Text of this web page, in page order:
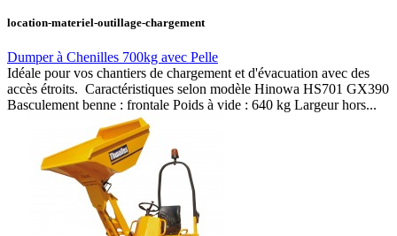
location-materiel-outillage-chargement
Dumper à Chenilles 700kg avec Pelle
Idéale pour vos chantiers de chargement et d'évacuation avec des
accès étroits. Caractéristiques selon modèle Hinowa HS701 GX390
Basculement benne : frontale Poids à vide : 640 kg Largeur hors...